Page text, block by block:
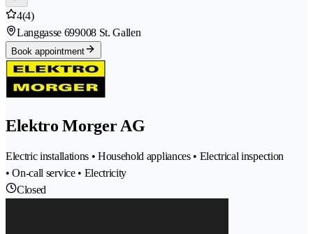
4(4)
Langgasse 699008 St. Gallen
Book appointment
Elektro Morger AG
Electric installations • Household appliances • Electrical inspection
• On-call service • Electricity
Closed